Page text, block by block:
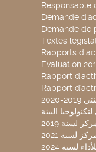
Responsable
Demande
Demande de
Textes
Rapports
Evaluation
Rapport
Rapport
2020
لسنة 2019
لسنة 2021
لسنة 2024